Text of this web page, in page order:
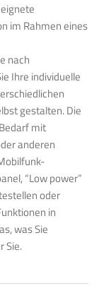
im Rahmen eines
nach
Ihre individuelle
gestalten. Die
mit
anderen
“Low power”
oder
in
was Sie
Sie.